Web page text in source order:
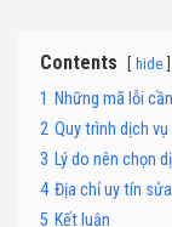
Contents hide
1 Những mã lỗi
2 Quy trình dịch
3 Lý do nên chọn
4 Địa chỉ uy tín sửa
5 Kết luận